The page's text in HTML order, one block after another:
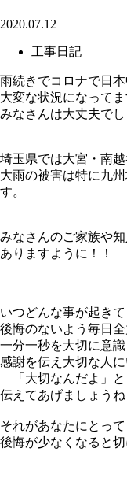
2020.07.12
工事日記
雨続きでコロナで日
大変な状況になってま
みなさんは大丈夫でし
埼玉県では大宮・南
大雨の被害は特に九
す。
みなさんのご家族や
ありますように！！
いつどんな事が起き
後悔のないよう毎日
一分一秒を大切に意識
感謝を伝え大切な人
「大切なんだよ」と
伝えてあげましょうね
それがあなたにとっ
後悔が少なくなると切